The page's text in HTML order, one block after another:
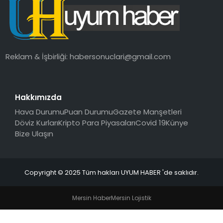
SAĞLIK
MAGAZIN
Reklam & İşbirliği:habersonuclari@gmail.com
Hakkımızda
Hava DurumuPuan DurumuGazete Manşetleri
Döviz KurlarıKripto Para PiyasalarıCovid 19Künye
Bize Ulaşın
Copyright © 2025 Tüm hakları UYUM HABER 'de saklıdır.
Mersin HaberMersin Lojistik